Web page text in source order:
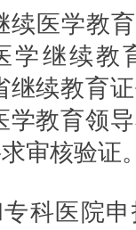
续医学教
学继续教
续教育
学教育领
审核验证
科医院